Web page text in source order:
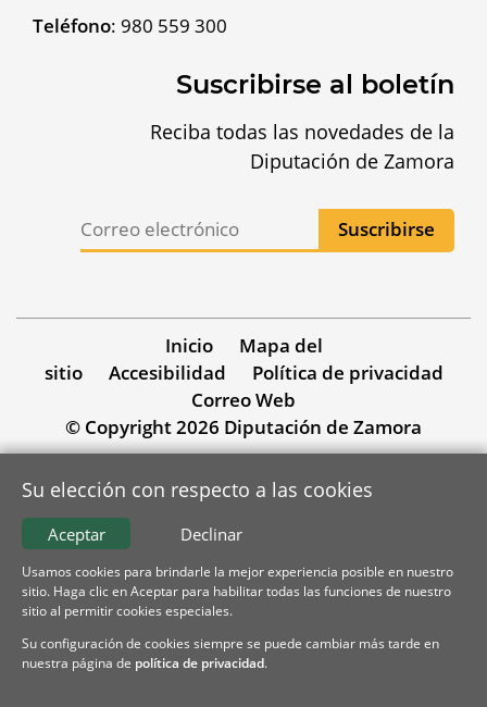
Teléfono: 980 559 300
Suscribirse al boletín
Reciba todas las novedades de la
Diputación de Zamora
Inicio
Mapa del
sitio
Accesibilidad
Política de privacidad
Correo Web
© Copyright 2026 Diputación de Zamora
Su elección con respecto a las cookies
Declinar
Aceptar
Usamos cookies para brindarle la mejor experiencia posible en nuestro
sitio. Haga clic en Aceptar para habilitar todas las funciones de nuestro
sitio al permitir cookies especiales.
Su configuración de cookies siempre se puede cambiar más tarde en
nuestra página de política de privacidad.